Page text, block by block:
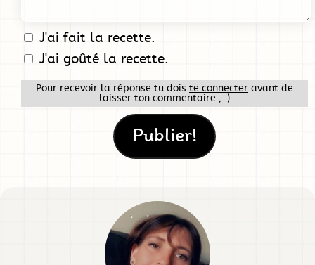
J'ai fait la recette.
J'ai goûté la recette.
Pour recevoir la réponse tu dois te connecter avant de
laisser ton commentaire ;-)